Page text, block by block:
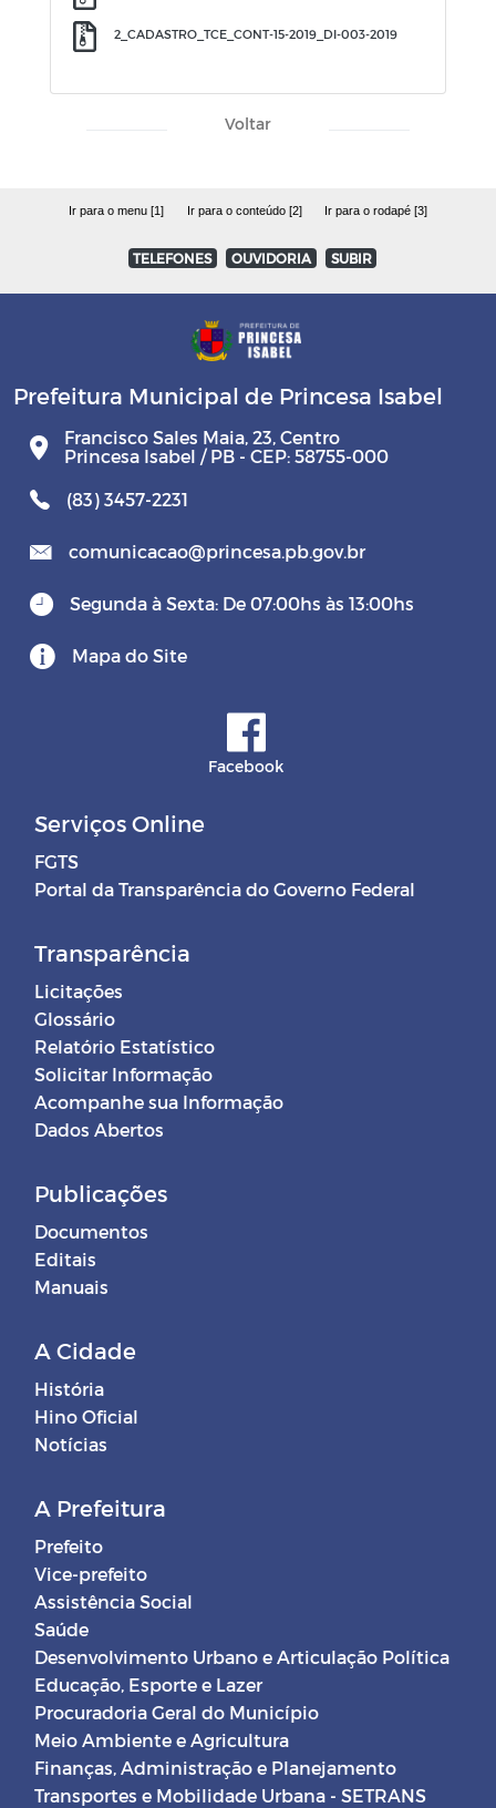
2_CADASTRO_TCE_CONT-15-2019_DI-003-2019
Voltar
Ir para o menu [1] Ir para o conteúdo [2] Ir para o rodapé [3]
TELEFONES OUVIDORIA SUBIR
Prefeitura Municipal de Princesa Isabel
Francisco Sales Maia, 23, Centro
Princesa Isabel / PB - CEP: 58755-000
(83) 3457-2231
comunicacao@princesa.pb.gov.br
Segunda à Sexta: De 07:00hs às 13:00hs
Mapa do Site
Facebook
Serviços Online
FGTS
Portal da Transparência do Governo Federal
Transparência
Licitações
Glossário
Relatório Estatístico
Solicitar Informação
Acompanhe sua Informação
Dados Abertos
Publicações
Documentos
Editais
Manuais
A Cidade
História
Hino Oficial
Notícias
A Prefeitura
Prefeito
Vice-prefeito
Assistência Social
Saúde
Desenvolvimento Urbano e Articulação Política
Educação, Esporte e Lazer
Procuradoria Geral do Município
Meio Ambiente e Agricultura
Finanças, Administração e Planejamento
Transportes e Mobilidade Urbana - SETRANS